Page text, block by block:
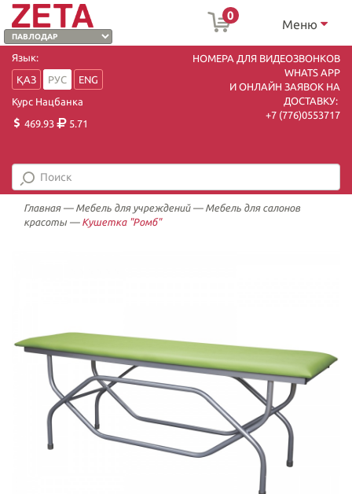
0
Меню
Язык:
ҚАЗ
РУС
ENG
Курс Нацбанка
469.93
5.71
НОМЕРА ДЛЯ ВИДЕОЗВОНКОВ
WHATS APP
И ОНЛАЙН ЗАЯВОК НА
ДОСТАВКУ:
+7 (776)0553717
Главная— Мебель для учреждений— Мебель для салонов
красоты — Кушетка "Ромб"